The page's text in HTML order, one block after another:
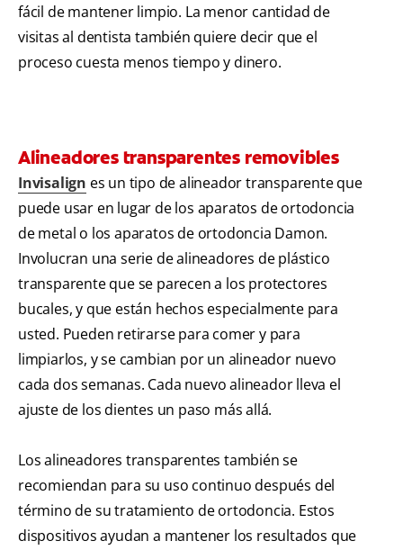
fácil de mantener limpio. La menor cantidad de
visitas al dentista también quiere decir que el
proceso cuesta menos tiempo y dinero.
Alineadores transparentes removibles
Invisalign es un tipo de alineador transparente que
puede usar en lugar de los aparatos de ortodoncia
de metal o los aparatos de ortodoncia Damon.
Involucran una serie de alineadores de plástico
transparente que se parecen a los protectores
bucales, y que están hechos especialmente para
usted. Pueden retirarse para comer y para
limpiarlos, y se cambian por un alineador nuevo
cada dos semanas. Cada nuevo alineador lleva el
ajuste de los dientes un paso más allá.
Los alineadores transparentes también se
recomiendan para su uso continuo después del
término de su tratamiento de ortodoncia. Estos
dispositivos ayudan a mantener los resultados que